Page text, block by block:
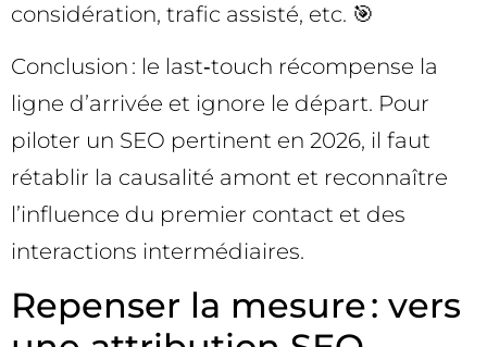
considération, trafic assisté, etc. 🎯
Conclusion : le last‑touch récompense la
ligne d’arrivée et ignore le départ. Pour
piloter un SEO pertinent en 2026, il faut
rétablir la causalité amont et reconnaître
l’influence du premier contact et des
interactions intermédiaires.
Repenser la mesure : vers